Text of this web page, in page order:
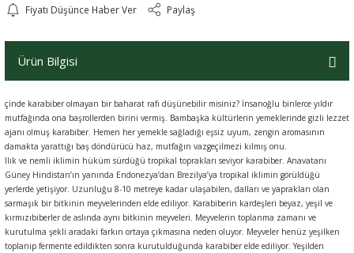
Fiyatı Düşünce Haber Ver
Paylaş
Ürün Bilgisi
çinde karabiber olmayan bir baharat rafı düşünebilir misiniz? İnsanoğlu binlerce yıldır
mutfağında ona başrollerden birini vermiş. Bambaşka kültürlerin yemeklerinde gizli lezzet
ajanı olmuş karabiber. Hemen her yemekle sağladığı eşsiz uyum, zengin aromasının
damakta yarattığı baş döndürücü haz, mutfağın vazgeçilmezi kılmış onu.
Ilık ve nemli iklimin hüküm sürdüğü tropikal toprakları seviyor karabiber. Anavatanı
Güney Hindistan’ın yanında Endonezya’dan Brezilya’ya tropikal iklimin görüldüğü
yerlerde yetişiyor. Uzunluğu 8-10 metreye kadar ulaşabilen, dalları ve yaprakları olan
sarmaşık bir bitkinin meyvelerinden elde ediliyor. Karabiberin kardeşleri beyaz, yeşil ve
kırmızıbiberler de aslında aynı bitkinin meyveleri. Meyvelerin toplanma zamanı ve
kurutulma şekli aradaki farkın ortaya çıkmasına neden oluyor. Meyveler henüz yeşilken
toplanıp fermente edildikten sonra kurutulduğunda karabiber elde ediliyor. Yeşilden